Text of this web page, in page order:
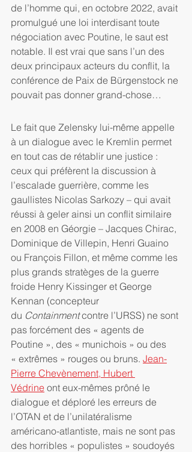
de l’homme qui, en octobre 2022, avait
promulgué une loi interdisant toute
négociation avec Poutine, le saut est
notable. Il est vrai que sans l’un des
deux principaux acteurs du conflit, la
conférence de Paix de Bürgenstock ne
pouvait pas donner grand-chose…
Le fait que Zelensky lui-même appelle
à un dialogue avec le Kremlin permet
en tout cas de rétablir une justice :
ceux qui préfèrent la discussion à
l’escalade guerrière, comme les
gaullistes Nicolas Sarkozy – qui avait
réussi à geler ainsi un conflit similaire
en 2008 en Géorgie – Jacques Chirac,
Dominique de Villepin, Henri Guaino
ou François Fillon, et même comme les
plus grands stratèges de la guerre
froide Henry Kissinger et George
Kennan (concepteur
du Containment contre l’URSS) ne sont
pas forcément des « agents de
Poutine », des « munichois » ou des
« extrêmes » rouges ou bruns. Jean-
Pierre Chevènement, Hubert
Védrine ont eux-mêmes prôné le
dialogue et déploré les erreurs de
l’OTAN et de l’unilatéralisme
américano-atlantiste, mais ne sont pas
des horribles « populistes » soudoyés